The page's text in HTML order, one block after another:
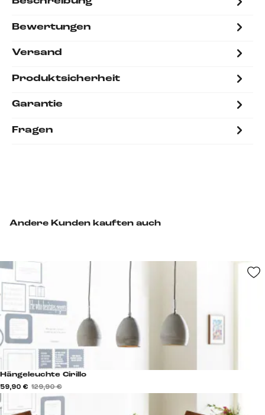
Bewertungen
Versand
Produktsicherheit
Garantie
Fragen
Andere Kunden kauften auch
Hängeleuchte Cirillo
59,90 € 129,90 €